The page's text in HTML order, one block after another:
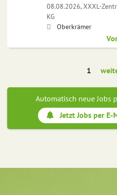
08.08.2026,XXXL-
KG
Oberkrämer
1
Automatisch neue Jobs
Jetzt Jobs per